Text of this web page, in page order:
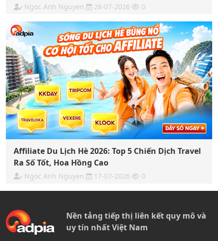
Ngoc Anh Nguyen 28-07-2026 0
Affiliate Du Lịch Hè 2026: Top 5 Chiến Dịch Travel
Ra Số Tốt, Hoa Hồng Cao
Ngoc Anh Nguyen 17-07-2026 0
Nền tảng tiếp thị liên kết quy mô và
uy tín nhất Việt Nam